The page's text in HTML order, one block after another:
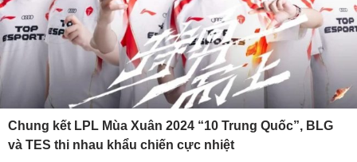
Chung kết LPL Mùa Xuân 2024 “10 Trung Quốc”, BLG
và TES thi nhau khẩu chiến cực nhiệt